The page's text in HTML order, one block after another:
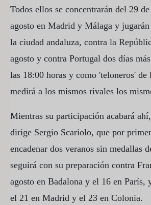
Todos ellos se concentrarán del 29
agosto en Madrid y Málaga y jugarán
la ciudad andaluza, contra la
agosto y contra Portugal dos días
las 18:00 horas y como 'teloneros' de
medirá a los mismos rivales los
Mientras su participación acabará
dirige Sergio Scariolo, que por
encadenar dos veranos sin medallas
seguirá con su preparación contra
agosto en Badalona y el 16 en París,
el 21 en Madrid y el 23 en Colonia.